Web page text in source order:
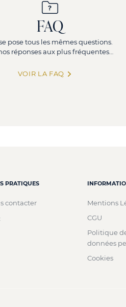
FAQ
pose tous les mêmes questions.
réponses aux plus fréquentes…
VOIR LA FAQ
PRATIQUES
contacter
Mentions
CGU
Politique
données
Cookies